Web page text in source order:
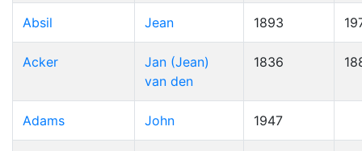
Absil Jean 1893
Acker
Jan (Jean)
van den
1836
Adams John 1947